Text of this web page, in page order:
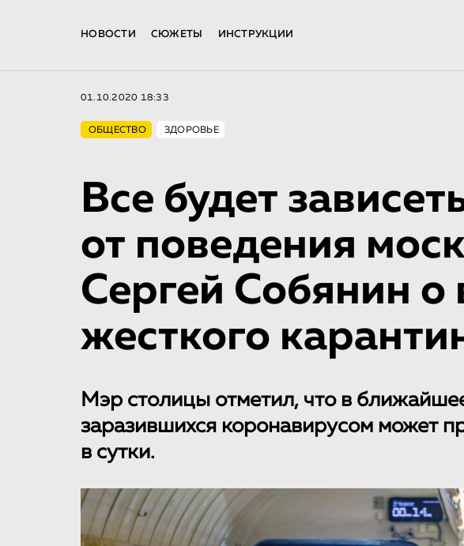
НОВОСТИ СЮЖЕТЫ ИНСТРУКЦИИ
01.10.2020 18:33
ОБЩЕСТВО ЗДОРОВЬЕ
Все будет
от поведения
Сергей Собянин о
жесткого
Мэр столицы отметил, что в
заразившихся коронавирусом может
в сутки.